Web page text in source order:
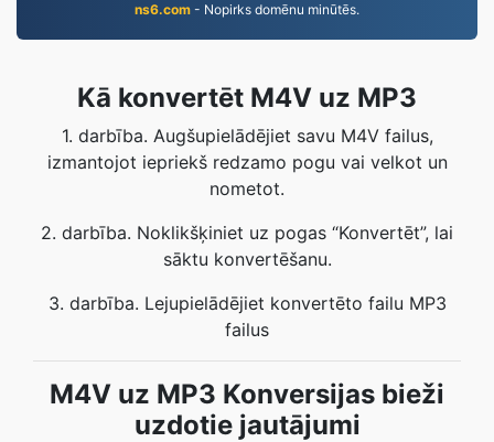
ns6.com - Nopirks domēnu minūtēs.
Kā konvertēt M4V uz MP3
1. darbība. Augšupielādējiet savu M4V failus,
izmantojot iepriekš redzamo pogu vai velkot un
nometot.
2. darbība. Noklikšķiniet uz pogas “Konvertēt”, lai
sāktu konvertēšanu.
3. darbība. Lejupielādējiet konvertēto failu MP3
failus
M4V uz MP3 Konversijas bieži
uzdotie jautājumi